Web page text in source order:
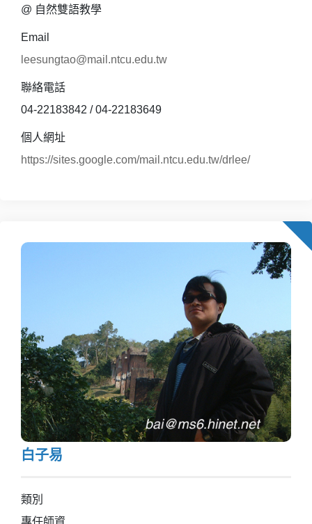
@ 自然雙語教學
Email
leesungtao@mail.ntcu.edu.tw
聯絡電話
04-22183842 / 04-22183649
個人網址
https://sites.google.com/mail.ntcu.edu.tw/drlee/
白子易
類別
專任師資